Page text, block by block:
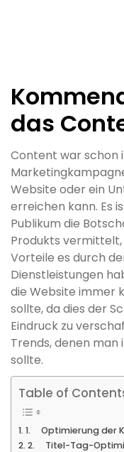
das
Content war schon
Website oder ein
erreichen kann. Es
Publikum die
Produkts
Vorteile es durch
Dienstleistungen
die Website immer
sollte, da dies der
Eindruck zu
Trends, denen
sollte.
Table of
1. Optimierung der
2. Titel-Tag-